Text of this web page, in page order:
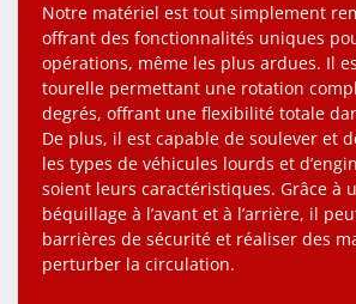
Notre matériel est tout simplement
offrant des fonctionnalités uniques
opérations, même les plus ardues. Il
tourelle permettant une rotation
degrés, offrant une flexibilité totale
De plus, il est capable de soulever et
les types de véhicules lourds et
soient leurs caractéristiques. Grâce à
béquillage à l’avant et à l’arrière, il
barrières de sécurité et réaliser des
perturber la circulation.